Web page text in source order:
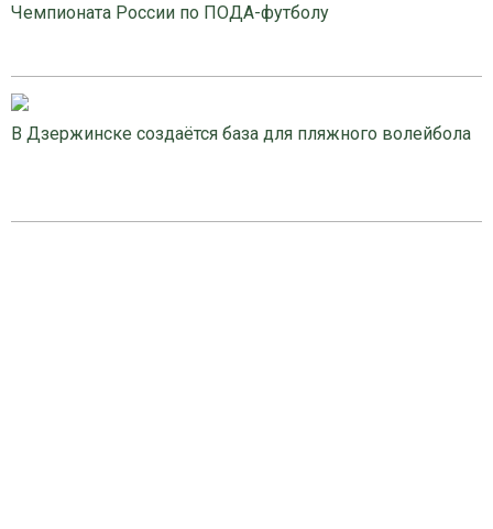
Чемпионата России по ПОДА-футболу
В Дзержинске создаётся база для пляжного волейбола